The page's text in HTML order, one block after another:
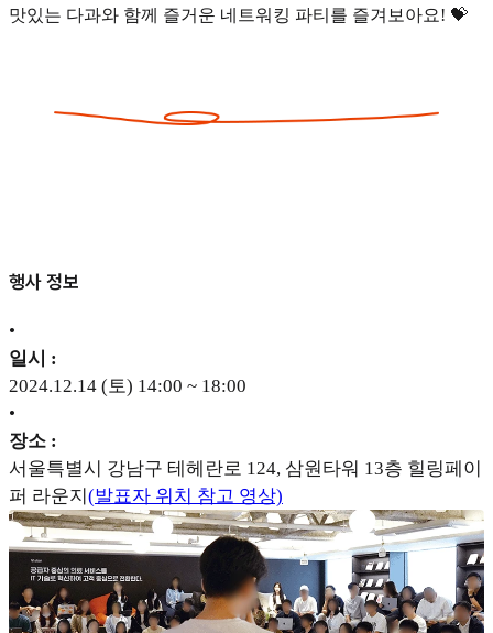
맛있는 다과와 함께 즐거운 네트워킹 파티를 즐겨보아요! 💝
행사 정보
•
일시 :
2024.12.14 (토) 14:00 ~ 18:00
•
장소 :
서울특별시 강남구 테헤란로 124, 삼원타워 13층 힐링페이
퍼 라운지(발표자 위치 참고 영상)